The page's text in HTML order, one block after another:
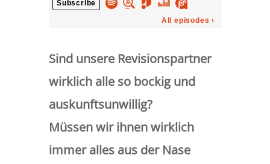
Sind unsere Revisionspartner
wirklich alle so bockig und
auskunftsunwillig?
Müssen wir ihnen wirklich
immer alles aus der Nase